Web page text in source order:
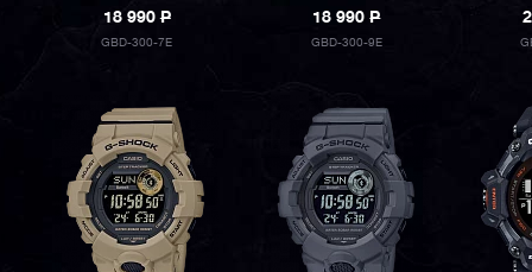
18 990P
GBD-300-7E
18 990P
GBD-300-9E